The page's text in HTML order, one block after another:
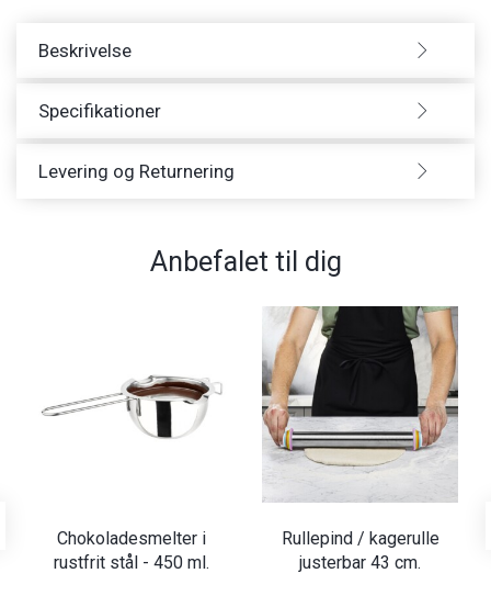
Beskrivelse
Specifikationer
Levering og Returnering
Anbefalet til dig
Chokoladesmelter i
rustfrit stål - 450 ml.
Rullepind / kagerulle
justerbar 43 cm.